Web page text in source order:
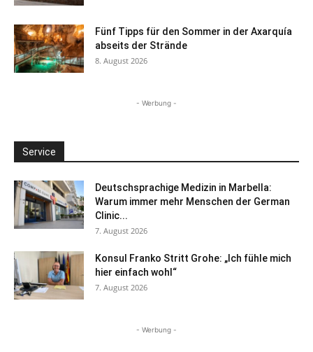
Fünf Tipps für den Sommer in der Axarquía
abseits der Strände
8. August 2026
- Werbung -
Service
Deutschsprachige Medizin in Marbella:
Warum immer mehr Menschen der German
Clinic...
7. August 2026
Konsul Franko Stritt Grohe: „Ich fühle mich
hier einfach wohl“
7. August 2026
- Werbung -